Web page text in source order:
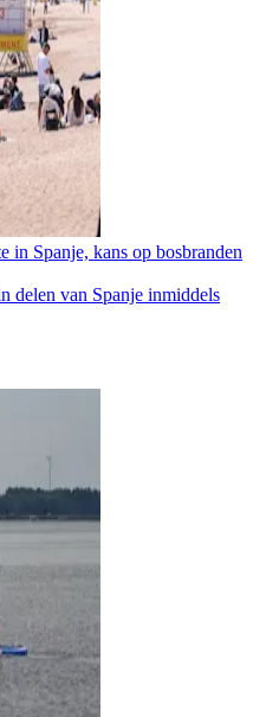
in Spanje, kans op bosbranden
delen van Spanje inmiddels